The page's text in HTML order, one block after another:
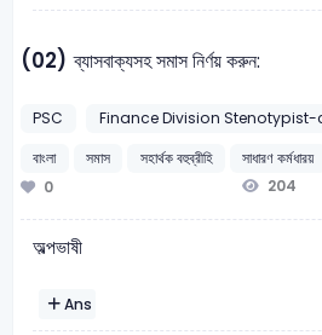
(02) ব্যাসবাক্যসহ সমাস নির্ণয় করুন:
PSC
Finance Division
বাংলা
সমাস সহার্থক বহুব্রীহি সাধারণ কর্মধারয়
0
204
অল্পভাষী
Ans